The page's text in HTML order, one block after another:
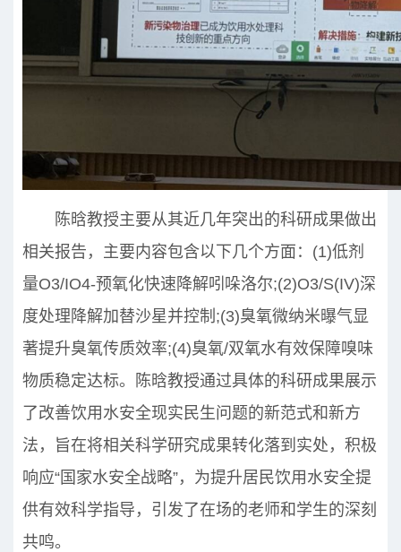
陈晗教授主要从其近几年突出的科研成果做出
相关报告，主要内容包含以下几个方面：(1)低剂
量O3/IO4-预氧化快速降解吲哚洛尔;(2)O3/S(IV)深
度处理降解加替沙星并控制;(3)臭氧微纳米曝气显
著提升臭氧传质效率;(4)臭氧/双氧水有效保障嗅味
物质稳定达标。陈晗教授通过具体的科研成果展示
了改善饮用水安全现实民生问题的新范式和新方
法，旨在将相关科学研究成果转化落到实处，积极
响应“国家水安全战略”，为提升居民饮用水安全提
供有效科学指导，引发了在场的老师和学生的深刻
共鸣。